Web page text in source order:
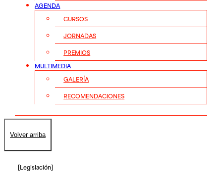
AGENDA
CURSOS
JORNADAS
PREMIOS
MULTIMEDIA
GALERÍA
RECOMENDACIONES
Volver arriba
[Legislación]